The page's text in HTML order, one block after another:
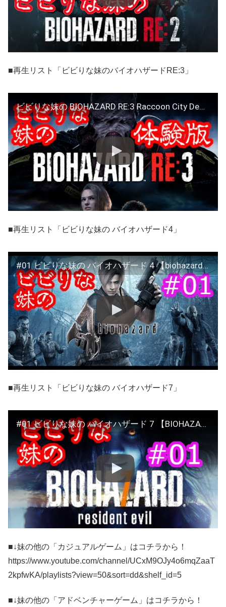
■再生リスト「ビビりな妹のバイオハザードRE:3」
ビビりな妹の BIOHAZARD RE:3 Raccoon City Demo 体験版 【バイオハザード RE:3】
■再生リスト「ビビりな妹の バイオハザード4」
#01 ビビりな妹の バイオハザード 4 【biohazard 4 / Resident Evil 4】
■再生リスト「ビビりな妹の バイオハザード7」
#01 ビビりな妹の バイオハザード 7 【BIOHAZARD 7 resident evil】
■↓妹の他の「カジュアルゲーム」はコチラから！
https://www.youtube.com/channel/UCxM9OJy4o6mqZaaT
2kpfwKA/playlists?view=50&sort=dd&shelf_id=5
■↓妹の他の「アドベンチャーゲーム」はコチラから！